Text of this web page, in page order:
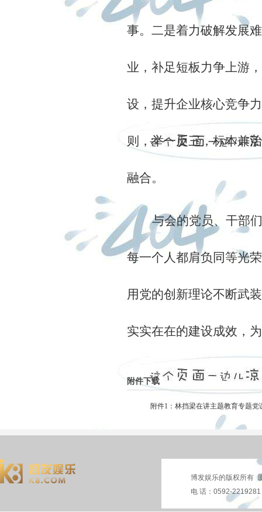
事。 二是着力破解发展
业，补足短板力争上游
设，提升企业核心竞争
则，举一反三，标本兼
融合。
与会的党员、干部
每一个人都肩负同等光
用党的创新理论不断武
实实在在的建设成效，
附件下载
附件1：林挡梁在讲主题教育专题
博发娱乐的版权所有
电 话：0592-